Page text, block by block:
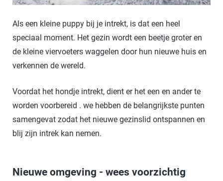
Als een kleine puppy bij je intrekt, is dat een heel
speciaal moment. Het gezin wordt een beetje groter en
de kleine viervoeters waggelen door hun nieuwe huis en
verkennen de wereld.
Voordat het hondje intrekt, dient er het een en ander te
worden voorbereid . we hebben de belangrijkste punten
samengevat zodat het nieuwe gezinslid ontspannen en
blij zijn intrek kan nemen.
Nieuwe omgeving - wees voorzichtig